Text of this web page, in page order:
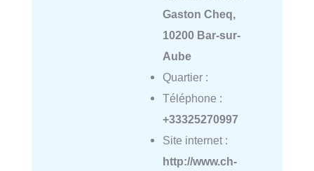
Gaston Cheq,
10200 Bar-sur-
Aube
Quartier :
Téléphone :
+33325270997
Site internet :
http://www.ch-